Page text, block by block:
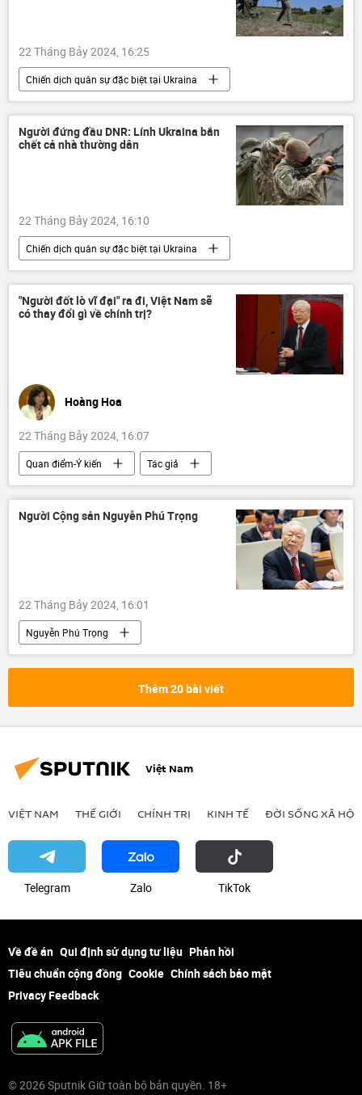
22 Tháng Bảy 2024, 16:25
Chiến dịch quân sự đặc biệt tại Ukraina
Nga
Bộ Quốc phòng Nga
Quân đội Nga
Ukraina
Cuộc khủng hoảng ở Ukraina
DNR
Sáp nhập DNR, LNR, Zaporozhye và Kherson vào Nga
LNR
Donetsk
Lugansk
UAV
Thế giới
Quân sự
Người đứng đầu DNR: Lính Ukraina bắn
chết cả nhà thường dân
22 Tháng Bảy 2024, 16:10
Chiến dịch quân sự đặc biệt tại Ukraina
Nga
Quân đội Nga
Ukraina
Cuộc khủng hoảng ở Ukraina
xung đột quân sự
DNR
Sáp nhập DNR, LNR, Zaporozhye và Kherson vào Nga
Lugansk
thông tin
"Người đốt lò vĩ đại" ra đi, Việt Nam sẽ
có thay đổi gì về chính trị?
Hoàng Hoa
22 Tháng Bảy 2024, 16:07
Quan điểm-Ý kiến
Tác giả
Nguyễn Phú Trọng
Việt Nam
Đảng Cộng sản Việt Nam
Chính trị
Người Cộng sản Nguyễn Phú Trọng
22 Tháng Bảy 2024, 16:01
Nguyễn Phú Trọng
Đảng Cộng sản Việt Nam
Đảng Cộng sản
Nguyễn Trọng Nghĩa
Thêm 20 bài viết
Việt Nam
VIỆT NAM THẾ GIỚI CHÍNH TRỊ KINH TẾ ĐỜI SỐNG XÃ HỘI
Telegram Zalo ТikТоk
Về đề án Qui định sử dụng tư liệu Phản hồi
Tiêu chuẩn cộng đồng Cookie Chính sách bảo mật
Privacy Feedback
© 2026 Sputnik Giữ toàn bộ bản quyền. 18+